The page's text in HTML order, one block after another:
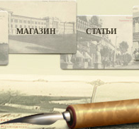
МАГАЗИН СТАТЬИ